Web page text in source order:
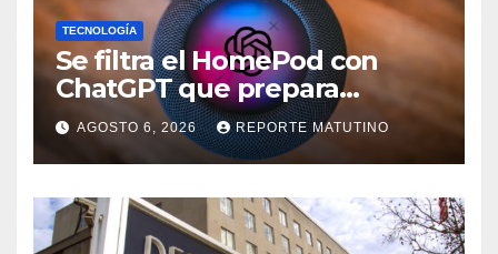
TECNOLOGÍA
Se filtra el HomePod con
ChatGPT que prepara
OpenAI y su diseño es una
locura
AGOSTO 6, 2026 REPORTE MATUTINO